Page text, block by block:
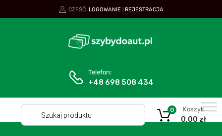
CZEŚĆ. LOGOWANIE REJESTRACJA
Telefon:
+48 698 508 434
Koszyk
0,00 zł
0